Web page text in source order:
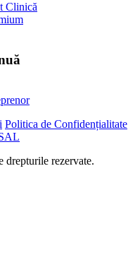
Clinică
Politica de Confidențialitate
rezervate.